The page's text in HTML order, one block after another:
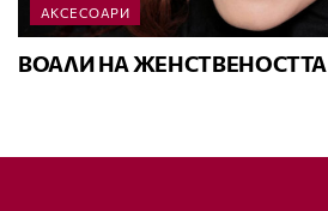
АКСЕСОАРИ
ВОАЛИ НА ЖЕНСТВЕНОСТТА